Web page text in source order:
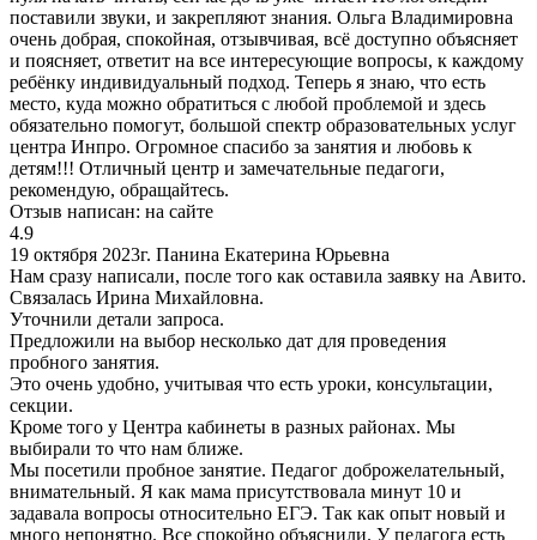
поставили звуки, и закрепляют знания. Ольга Владимировна
очень добрая, спокойная, отзывчивая, всё доступно объясняет
и поясняет, ответит на все интересующие вопросы, к каждому
ребёнку индивидуальный подход. Теперь я знаю, что есть
место, куда можно обратиться с любой проблемой и здесь
обязательно помогут, большой спектр образовательных услуг
центра Инпро. Огромное спасибо за занятия и любовь к
детям!!! Отличный центр и замечательные педагоги,
рекомендую, обращайтесь.
Отзыв написан: на сайте
4.9
19 октября 2023г. Панина Екатерина Юрьевна
Нам сразу написали, после того как оставила заявку на Авито.
Связалась Ирина Михайловна.
Уточнили детали запроса.
Предложили на выбор несколько дат для проведения
пробного занятия.
Это очень удобно, учитывая что есть уроки, консультации,
секции.
Кроме того у Центра кабинеты в разных районах. Мы
выбирали то что нам ближе.
Мы посетили пробное занятие. Педагог доброжелательный,
внимательный. Я как мама присутствовала минут 10 и
задавала вопросы относительно ЕГЭ. Так как опыт новый и
много непонятно. Все спокойно объяснили. У педагога есть